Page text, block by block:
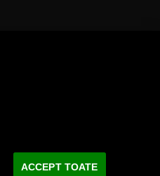
ACCEPT TOATE